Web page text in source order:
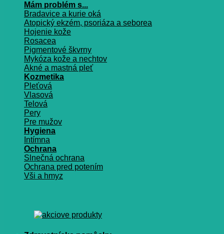
Mám problém s...
Bradavice a kurie oká
Atopický ekzém, psoriáza a seborea
Hojenie kože
Rosacea
Pigmentové škvrny
Mykóza kože a nechtov
Akné a mastná pleť
Kozmetika
Pleťová
Vlasová
Telová
Pery
Pre mužov
Hygiena
Intímna
Ochrana
Slnečná ochrana
Ochrana pred potením
Vši a hmyz